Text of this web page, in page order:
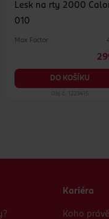
Lesk na rty 2000
010
Max Factor
DO KOŠÍKU
Obj. č.: 1223415
Kariéra
Koho